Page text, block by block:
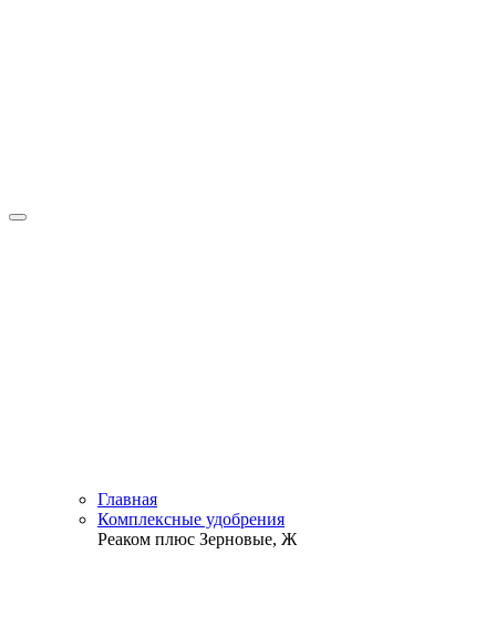
Главная
Комплексные удобрения
Реаком плюс Зерновые, Ж